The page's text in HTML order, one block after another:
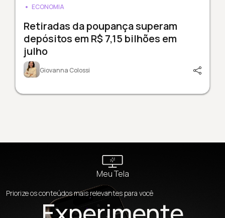
ECONOMIA
Retiradas da poupança superam
depósitos em R$ 7,15 bilhões em
julho
Giovanna Colossi
Meu Tela
Priorize os conteúdos mais relevantes para você